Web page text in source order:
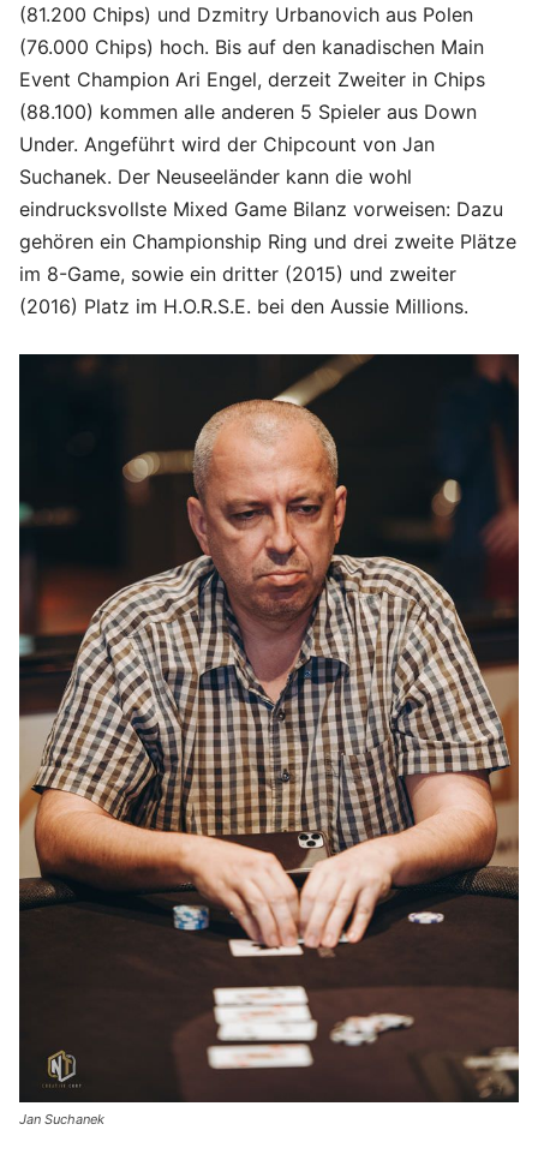
(81.200 Chips) und Dzmitry Urbanovich aus Polen
(76.000 Chips) hoch. Bis auf den kanadischen Main
Event Champion Ari Engel, derzeit Zweiter in Chips
(88.100) kommen alle anderen 5 Spieler aus Down
Under. Angeführt wird der Chipcount von Jan
Suchanek. Der Neuseeländer kann die wohl
eindrucksvollste Mixed Game Bilanz vorweisen: Dazu
gehören ein Championship Ring und drei zweite Plätze
im 8-Game, sowie ein dritter (2015) und zweiter
(2016) Platz im H.O.R.S.E. bei den Aussie Millions.
Jan Suchanek